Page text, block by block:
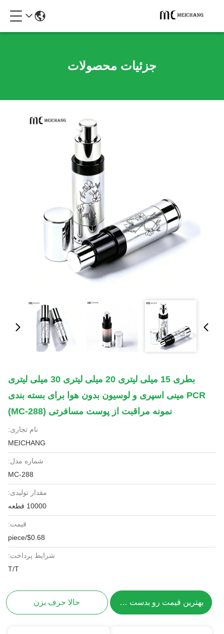
جزئیات محصولات
بطری 15 میلی لیتری 20 میلی لیتری 30 میلی لیتری
PCR مینی اسپری و لوسیون بدون هوا برای بسته بندی
نمونه مراقبت از پوست مسافرتی (MC-288)
نام تجاری:
MEICHANG
شماره مدل:
MC-288
مقدار تولیدی:
10000 قطعه
قیمت:
$0.68/piece
شرایط پرداخت:
T/T
بهترین قیمت رو بدست بیار حالا حرف بزن